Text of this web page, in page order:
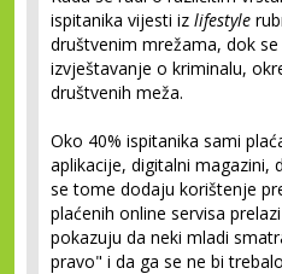
ispitanika vijesti iz lifestyle
društvenim mrežama, dok
izvještavanje o kriminalu,
društvenih meža.
Oko 40% ispitanika sami
aplikacije, digitalni magazini,
se tome dodaju korištenje
plaćenih online servisa
pokazuju da neki mladi
pravo" i da ga se ne bi